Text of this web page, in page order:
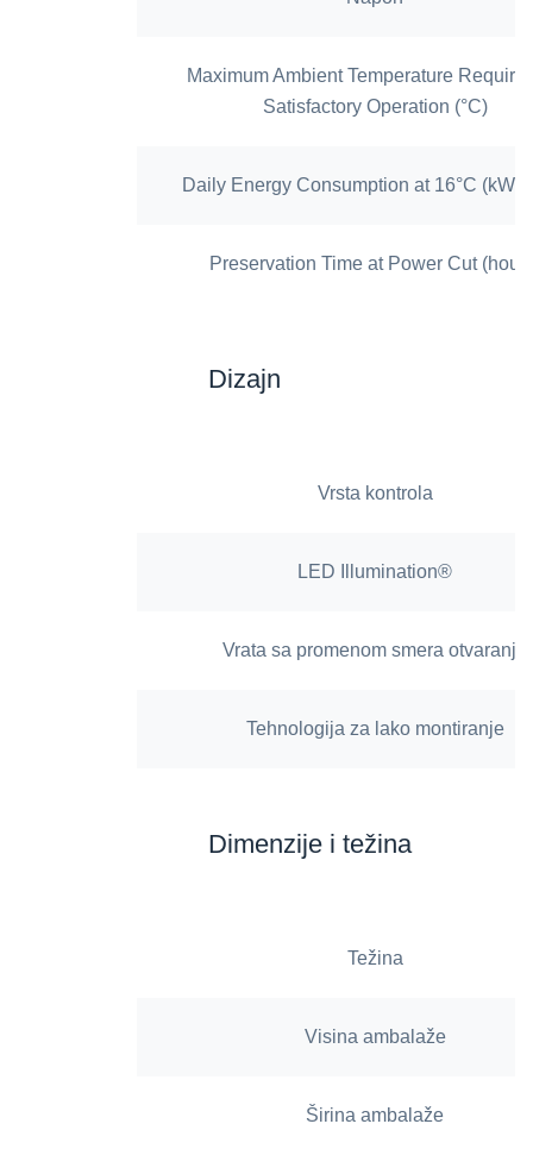
Maximum Ambient Temperature
Satisfactory Operation (°C)
Daily Energy Consumption at 16°C
Preservation Time at Power Cut
Dizajn
Vrsta kontrola
LED Illumination®
Vrata sa promenom smera otvaranja
Tehnologija za lako montiranje
Dimenzije i težina
Težina
Visina ambalaže
Širina ambalaže